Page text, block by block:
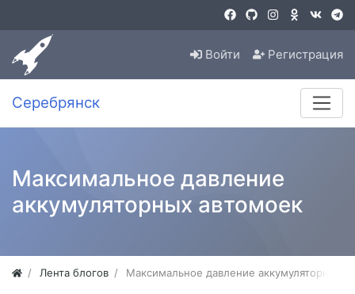
Войти Регистрация
Серебрянск
Максимальное давление
аккумуляторных автомоек
Лента блогов Максимальное давление аккумуляторных